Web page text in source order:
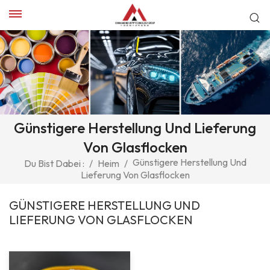
Günstigere Herstellung Und Lieferung
Von Glasflocken
Du Bist Dabei : / Heim / Günstigere Herstellung Und
Lieferung Von Glasflocken
GÜNSTIGERE HERSTELLUNG UND
LIEFERUNG VON GLASFLOCKEN